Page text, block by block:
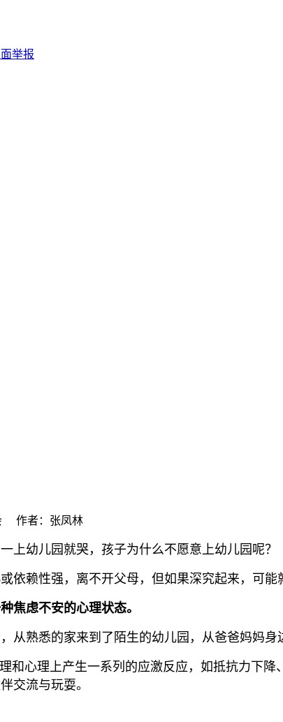
举报
作者：张凤林
上幼儿园就哭，孩子为什么不愿意上幼儿园呢？
依赖性强，离不开父母，但如果深究起来，可
焦虑不安的心理状态。
从熟悉的家来到了陌生的幼儿园，从爸爸妈妈身
和心理上产生一系列的应激反应，如抵抗力下
交流与玩耍。